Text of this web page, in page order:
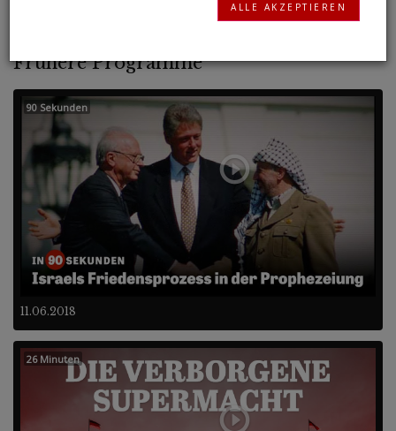
Frühere Programme
11.06.2018
90 Sekunden
26 Minuten
ALLE AKZEPTIEREN